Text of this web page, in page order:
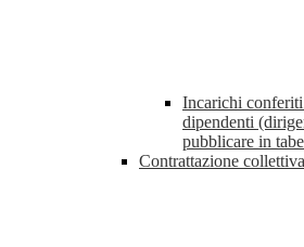
Incarichi
dipendenti
pubblicare in
Contrattazione collettiva